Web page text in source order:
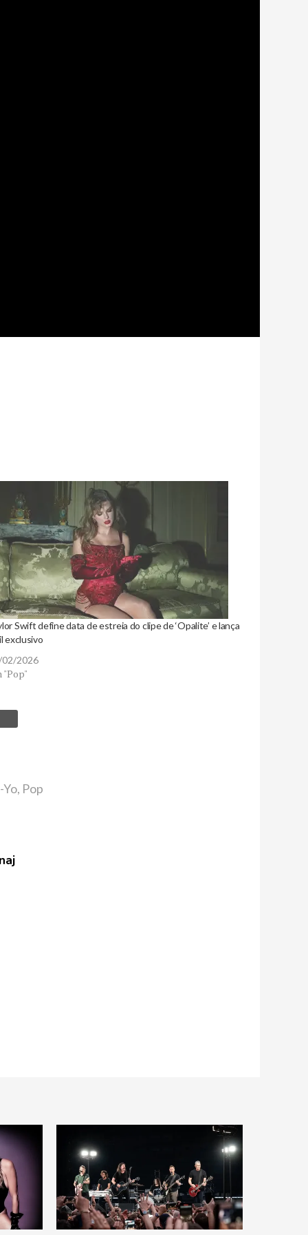
Swift define data de estreia do clipe de ‘Opalite’ e lança
exclusivo
2026
"Pop"
Yo, Pop